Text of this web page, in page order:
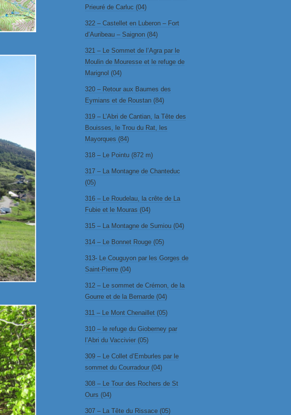
Prieuré de Carluc (04)
322 – Castellet en Luberon – Fort
d’Auribeau – Saignon (84)
321 – Le Sommet de l’Agra par le
Moulin de Mouresse et le refuge de
Marignol (04)
320 – Retour aux Baumes des
Eymians et de Roustan (84)
319 – L’Abri de Cantian, la Tête des
Bouisses, le Trou du Rat, les
Mayorques (84)
318 – Le Pointu (872 m)
317 – La Montagne de Chanteduc
(05)
316 – Le Roudelau, la crête de La
Fubie et le Mouras (04)
315 – La Montagne de Sumiou (04)
314 – Le Bonnet Rouge (05)
313- Le Couguyon par les Gorges de
Saint-Pierre (04)
312 – Le sommet de Crémon, de la
Gourre et de la Bernarde (04)
311 – Le Mont Chenaillet (05)
310 – le refuge du Gioberney par
l’Abri du Vaccivier (05)
309 – Le Collet d’Emburles par le
sommet du Courradour (04)
308 – Le Tour des Rochers de St
Ours (04)
307 – La Tête du Rissace (05)